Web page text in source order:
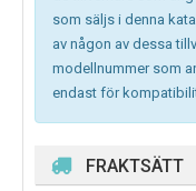
som säljs i denna
av någon av dessa
modellnummer som
endast för
FRAKTSÄTT